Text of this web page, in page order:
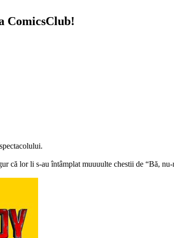
ComicsClub!
că lor li s-au întâmplat muuuulte chestii de “Bă,